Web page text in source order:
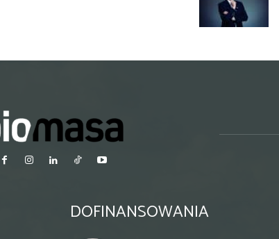
DOFINANSOWANIA